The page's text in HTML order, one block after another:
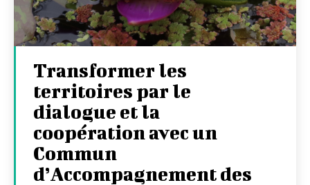
Transformer les
territoires par le
dialogue et la
coopération avec un
Commun
d’Accompagnement des